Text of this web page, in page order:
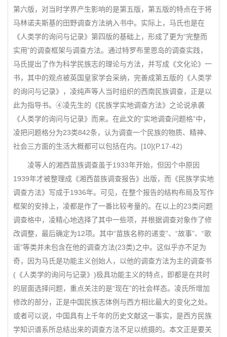
第六版，对当时学界产生影响的是第五版，第五版的特点在于将
马林诺夫斯基的田野调查方法纳入书中。实际上，马氏也是在
《人类学的询问与记录》第四版的基础上，形成了更为“完整而
实用”的调查框架与调查方法。通过特罗布里恩岛的调查实践，
马氏提出了作为科学民族志的理论与方法，并写成《文化论》一
书，其中的观点被英国皇家学会采纳，完善成第五版的《人类学
的询问与记录》，凌纯声等人当时组织的西南民族调查，正是以
此为指导书。④凌先生的《民族学实地调查方法》之论说承袭
《人类学的询问与记录》而来。在此文的“实地调查问题格”中，
凌把问题格分为23类842条，认为调查一个民族的物质、精神、
社会三方面的生活大概都可以包括在内。[10](P.17-42)
凌等人的湘西苗族调查虽于1933年开始，但因个中原因
1939年才被整理成《湘西苗族调查报告》出版，而《民族学实地
调查方法》写成于1936年。可见，在整个报告的结构布局及写作
框架的安排上，凌都是作了一番比较考量的。在以上的23类问题
调查格中，凌精心地选择了其中一些项，并根据调查对象作了修
改调整，最后确定为12项。其中“苗族名称的递变”、“故事”、“歌
谣”等类并未包含在他的调查方法(23类)之中。这似乎亦不足为
奇，因为马氏是功能主义创始人，以他的调查方法为主的调查书
(《人类学的询问与记录》)极具功能主义的特点，即都是在共时
的层面选择问题，重点关注的是“现在”的社会样态。凌氏所增加
修改的部分，正是中国民族志体例与西方相比最大的变化之处。
或者可以说，中国具有上千年的历史文献这一事实，是西方民族
学知识谱系所总结出来的调查方法不足以统摄的。本文正是要关